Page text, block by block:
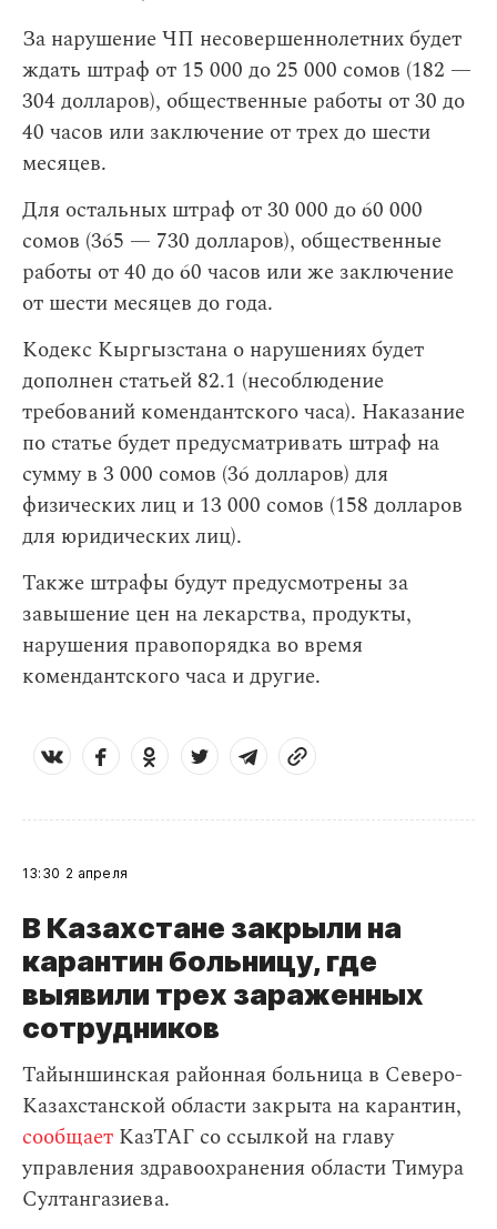
За нарушение ЧП несовершеннолетних будет
ждать штраф от 15 000 до 25 000 сомов (182 —
304 долларов), общественные работы от 30 до
40 часов или заключение от трех до шести
месяцев.
Для остальных штраф от 30 000 до 60 000
сомов (365 — 730 долларов), общественные
работы от 40 до 60 часов или же заключение
от шести месяцев до года.
Кодекс Кыргызстана о нарушениях будет
дополнен статьей 82.1 (несоблюдение
требований комендантского часа). Наказание
по статье будет предусматривать штраф на
сумму в 3 000 сомов (36 долларов) для
физических лиц и 13 000 сомов (158 долларов
для юридических лиц).
Также штрафы будут предусмотрены за
завышение цен на лекарства, продукты,
нарушения правопорядка во время
комендантского часа и другие.
13:30 2 апреля
В Казахстане закрыли на
карантин больницу, где
выявили трех зараженных
сотрудников
Тайыншинская районная больница в Северо-
Казахстанской области закрыта на карантин,
сообщает КазТАГ со ссылкой на главу
управления здравоохранения области Тимура
Султангазиева.